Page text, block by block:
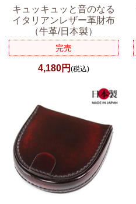
キュッキュッと音のなる
イタリアンレザー革財布
（牛革/日本製）
完売
4,180円(税込)